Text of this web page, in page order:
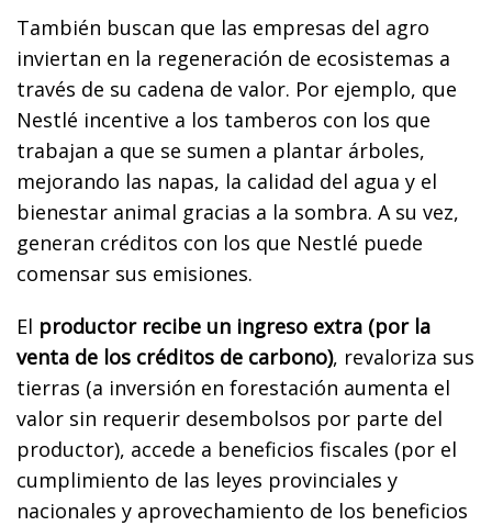
También buscan que las empresas del agro
inviertan en la regeneración de ecosistemas a
través de su cadena de valor. Por ejemplo, que
Nestlé incentive a los tamberos con los que
trabajan a que se sumen a plantar árboles,
mejorando las napas, la calidad del agua y el
bienestar animal gracias a la sombra. A su vez,
generan créditos con los que Nestlé puede
comensar sus emisiones.
El productor recibe un ingreso extra (por la
venta de los créditos de carbono), revaloriza sus
tierras (a inversión en forestación aumenta el
valor sin requerir desembolsos por parte del
productor), accede a beneficios fiscales (por el
cumplimiento de las leyes provinciales y
nacionales y aprovechamiento de los beneficios